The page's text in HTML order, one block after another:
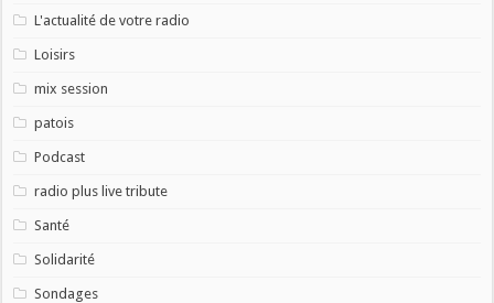
L'actualité de votre radio
Loisirs
mix session
patois
Podcast
radio plus live tribute
Santé
Solidarité
Sondages